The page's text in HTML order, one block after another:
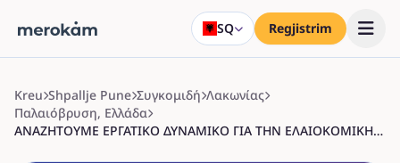
SQ Regjistrim
Kreu Shpallje Pune Συγκομιδή Λακωνίας
Παλαιόβρυση, Ελλάδα
ΑΝΑΖΗΤΟΥΜΕ ΕΡΓΑΤΙΚΟ ΔΥΝΑΜΙΚΟ ΓΙΑ ΤΗΝ ΕΛΑΙΟΚΟΜΙΚΗ ΠΕΡΙΟΔΟ